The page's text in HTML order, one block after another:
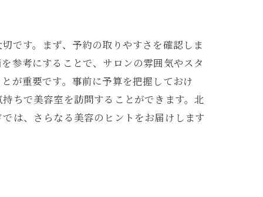
です。まず、予約の取りやすさを確認しま
参考にすることで、サロンの雰囲気やスタ
が重要です。事前に予算を把握しておけ
ちで美容室を訪問することができます。北
は、さらなる美容のヒントをお届けします